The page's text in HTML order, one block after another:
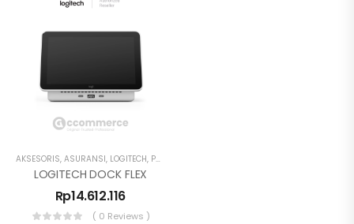
AKSESORIS, ASURANSI, LOGITECH, PC MODULE
LOGITECH DOCK FLEX
Rp14.612.116
( 0 Reviews )